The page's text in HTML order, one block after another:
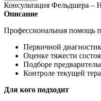
Консультация Фельдшера –
Описание
Профессиональная помощь
Первичной
Оценке тяжести
Подборе
Контроле текущей
Для кого подходит